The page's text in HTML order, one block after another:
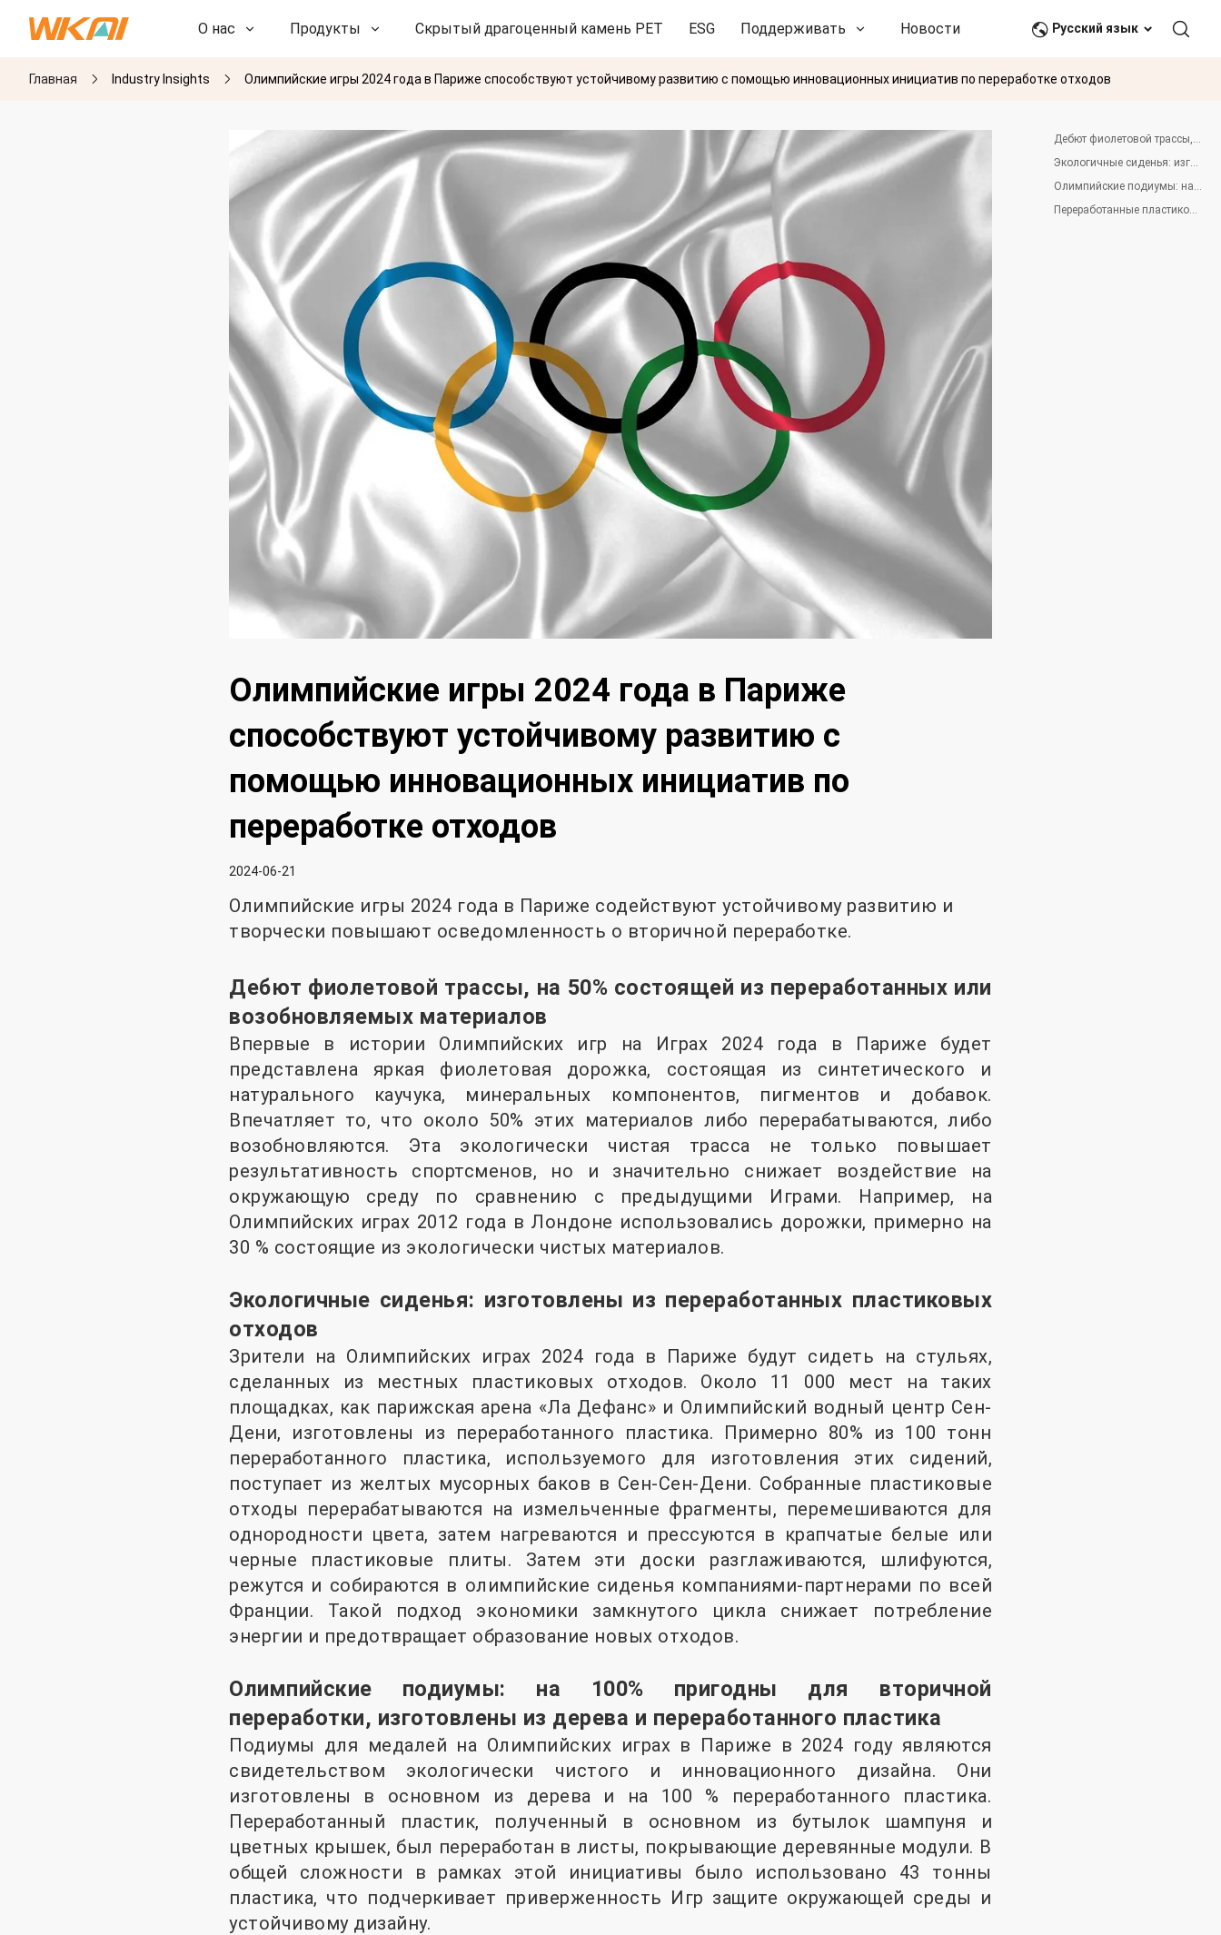
О нас Продукты Скрытый драгоценный камень PET ESG Поддерживать Новости и события Связаться с нами
НИОКР
Русский язык
Главная Industry Insights Олимпийские игры 2024 года в Париже способствуют устойчивому развитию с помощью инновационных инициатив по переработке отходов
Дебют фиолетовой трассы, на 50% состоящей из переработанных или возобновляемых материалов
Экологичные сиденья: изготовлены из переработанных пластиковых отходов
Олимпийские подиумы: на 100% пригодны для вторичной переработки, изготовлены из дерева и переработанного пластика
Переработанные пластиковые бутылки превращаются в победную одежду спортсменов
Олимпийские игры 2024 года в Париже
способствуют устойчивому развитию с
помощью инновационных инициатив по
переработке отходов
2024-06-21
Олимпийские игры 2024 года в Париже содействуют устойчивому развитию и
творчески повышают осведомленность о вторичной переработке.
Дебют фиолетовой трассы, на 50% состоящей из переработанных или
возобновляемых материалов
Впервые в истории Олимпийских игр на Играх 2024 года в Париже будет
представлена ​​яркая фиолетовая дорожка, состоящая из синтетического и
натурального каучука, минеральных компонентов, пигментов и добавок.
Впечатляет то, что около 50% этих материалов либо перерабатываются, либо
возобновляются. Эта экологически чистая трасса не только повышает
результативность спортсменов, но и значительно снижает воздействие на
окружающую среду по сравнению с предыдущими Играми. Например, на
Олимпийских играх 2012 года в Лондоне использовались дорожки, примерно на
30 % состоящие из экологически чистых материалов.
Экологичные сиденья: изготовлены из переработанных пластиковых
отходов
Зрители на Олимпийских играх 2024 года в Париже будут сидеть на стульях,
сделанных из местных пластиковых отходов. Около 11 000 мест на таких
площадках, как парижская арена «Ла Дефанс» и Олимпийский водный центр Сен-
Дени, изготовлены из переработанного пластика. Примерно 80% из 100 тонн
переработанного пластика, используемого для изготовления этих сидений,
поступает из желтых мусорных баков в Сен-Сен-Дени. Собранные пластиковые
отходы перерабатываются на измельченные фрагменты, перемешиваются для
однородности цвета, затем нагреваются и прессуются в крапчатые белые или
черные пластиковые плиты. Затем эти доски разглаживаются, шлифуются,
режутся и собираются в олимпийские сиденья компаниями-партнерами по всей
Франции. Такой подход экономики замкнутого цикла снижает потребление
энергии и предотвращает образование новых отходов.
Олимпийские подиумы: на 100% пригодны для вторичной
переработки, изготовлены из дерева и переработанного пластика
Подиумы для медалей на Олимпийских играх в Париже в 2024 году являются
свидетельством экологически чистого и инновационного дизайна. Они
изготовлены в основном из дерева и на 100 % переработанного пластика.
Переработанный пластик, полученный в основном из бутылок шампуня и
цветных крышек, был переработан в листы, покрывающие деревянные модули. В
общей сложности в рамках этой инициативы было использовано 43 тонны
пластика, что подчеркивает приверженность Игр защите окружающей среды и
устойчивому дизайну.